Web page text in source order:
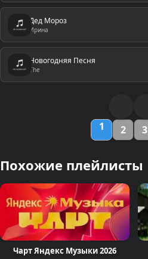
Дед Мороз
Ирина
Новогодняя Песня
The
1 2 3
Похожие плейлисты
Чарт Яндекс Музыки 2026